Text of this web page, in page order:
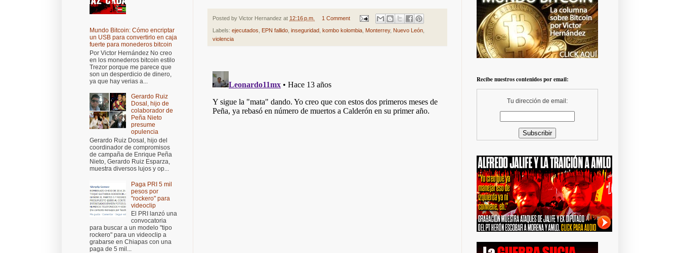
Posted by Victor Hernandez at 12:16 p.m. 1 Comment
Labels: ejecutados EPN fallido inseguridad kombo kolombia Monterrey, Nuevo León
violencia
Mundo Bitcoin: Cómo encriptar
un USB para convertirlo en caja
fuerte para monederos bitcoin
Por Victor Hernández No creo
en los monederos bitcoin estilo
Trezor porque me parece que
son un desperdicio de dinero,
ya que hay verias a...
Gerardo Ruiz
Dosal, hijo de
colaborador de
Peña Nieto
presume
opulencia
Gerardo Ruiz Dosal, hijo del
coordinador de compromisos
de campaña de Enrique Peña
Nieto, Gerardo Ruiz Esparza,
muestra diversos lujos y op...
Paga PRI 5 mil
pesos por
"rockero" para
videoclip
El PRI lanzó una
convocatoria
para buscar a un modelo "tipo
rockero" para un videoclip a
grabarse en Chiapas con una
paga de 5 mil...
Recibe nuestros contenidos por email:
Tu dirección de email: